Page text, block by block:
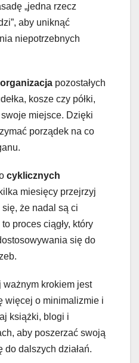
„jedna rzecz
aby uniknąć
niepotrzebnych
organizacja pozostałych
kosze czy półki,
miejsce. Dzięki
porządek na co
cyklicznych
miesięcy przejrzyj
że nadal są ci
proces ciągły, który
się do
ważnym krokiem jest
więcej o minimalizmie i
książki, blogi i
aby poszerzać swoją
dalszych działań.